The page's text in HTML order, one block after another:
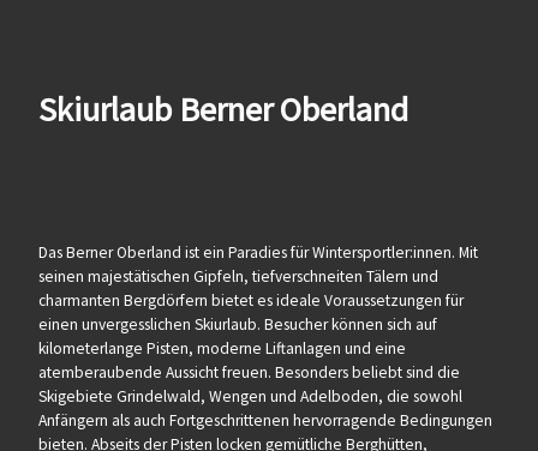
Skiurlaub Berner Oberland
Das Berner Oberland ist ein Paradies für Wintersportler:innen. Mit
seinen majestätischen Gipfeln, tiefverschneiten Tälern und
charmanten Bergdörfern bietet es ideale Voraussetzungen für
einen unvergesslichen Skiurlaub. Besucher können sich auf
kilometerlange Pisten, moderne Liftanlagen und eine
atemberaubende Aussicht freuen. Besonders beliebt sind die
Skigebiete Grindelwald, Wengen und Adelboden, die sowohl
Anfängern als auch Fortgeschrittenen hervorragende Bedingungen
bieten. Abseits der Pisten locken gemütliche Berghütten,